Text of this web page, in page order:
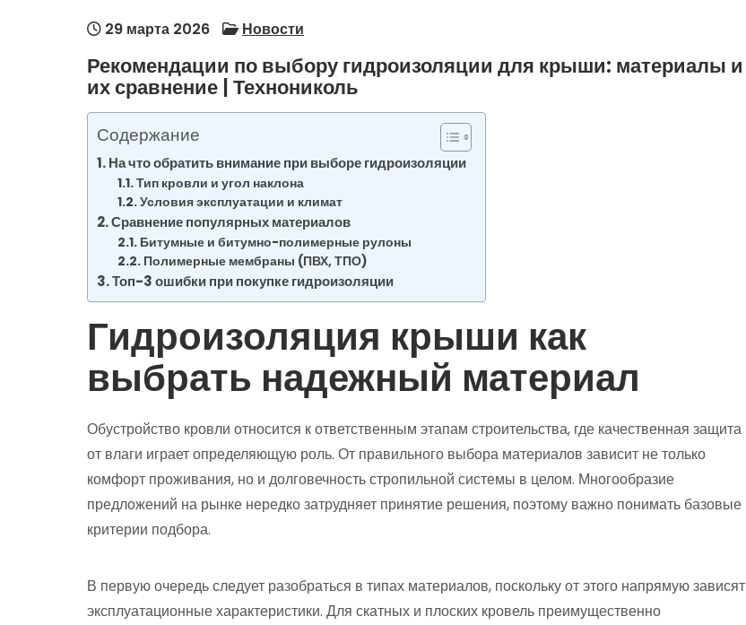
29 марта 2026 Новости
Рекомендации по выбору гидроизоляции для крыши: материалы и
их сравнение | Технониколь
Содержание
На что обратить внимание при выборе гидроизоляции
Тип кровли и угол наклона
Условия эксплуатации и климат
Сравнение популярных материалов
Битумные и битумно-полимерные рулоны
Полимерные мембраны (ПВХ, ТПО)
Топ-3 ошибки при покупке гидроизоляции
Гидроизоляция крыши как
выбрать надежный материал
Обустройство кровли относится к ответственным этапам строительства, где качественная защита
от влаги играет определяющую роль. От правильного выбора материалов зависит не только
комфорт проживания, но и долговечность стропильной системы в целом. Многообразие
предложений на рынке нередко затрудняет принятие решения, поэтому важно понимать базовые
критерии подбора.
В первую очередь следует разобраться в типах материалов, поскольку от этого напрямую зависят
эксплуатационные характеристики. Для скатных и плоских кровель преимущественно